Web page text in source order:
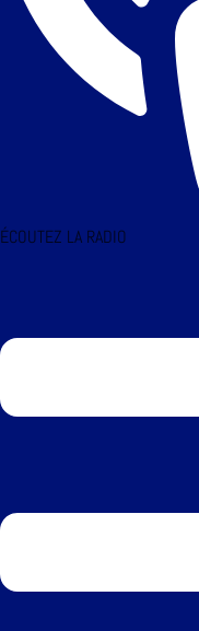
ÉCOUTEZ LA RADIO